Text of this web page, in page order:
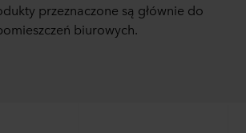
przeznaczone są głównie do
biurowych.